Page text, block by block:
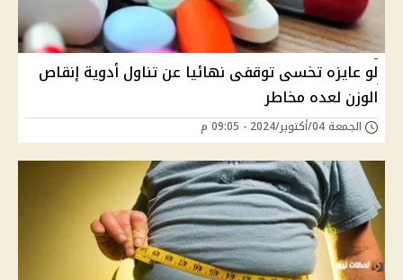
لو عايزه تخسى توقفى نهائيا عن تناول أدوية إنقاص
الوزن لعده مخاطر
الجمعة 04/أكتوبر/2024 - 09:05 م